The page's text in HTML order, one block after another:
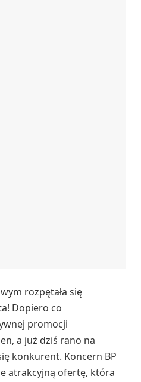
rozpętała się
Dopiero co
promocji
a już dziś rano na
konkurent. Koncern BP
atrakcyjną ofertę, która